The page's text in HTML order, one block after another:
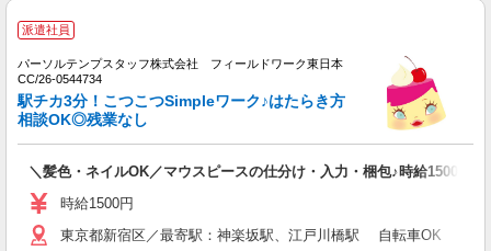
派遣社員
パーソルテンプスタッフ株式会社 フィールドワーク東日本
CC/26-0544734
駅チカ3分！こつこつSimpleワーク♪はたらき方
相談OK◎残業なし
＼髪色・ネイルOK／マウスピースの仕分け・入力・梱包♪時給1500円
時給1500円
東京都新宿区／最寄駅：神楽坂駅、江戸川橋駅 自転車OK